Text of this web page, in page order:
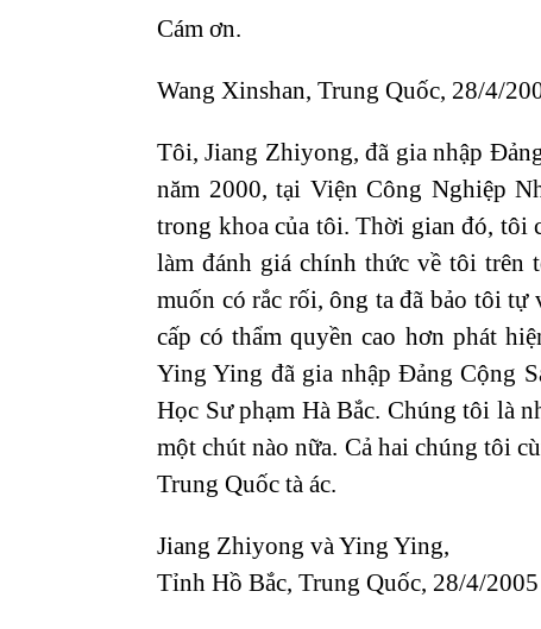
Cám ơn.
Wang Xinshan, Trung Quốc, 28/4/
Tôi, Jiang Zhiyong, đã gia nhập
năm 2000, tại Viện Công Nghiệp
trong khoa của tôi. Thời gian đó, tôi
làm đánh giá chính thức về tôi trên
muốn có rắc rối, ông ta đã bảo tôi
cấp có thẩm quyền cao hơn phát
Ying Ying đã gia nhập Đảng Cộng
Học Sư phạm Hà Bắc. Chúng tôi là
một chút nào nữa. Cả hai chúng tôi
Trung Quốc tà ác.
Jiang Zhiyong và Ying Ying,
Tỉnh Hồ Bắc, Trung Quốc, 28/4/2005